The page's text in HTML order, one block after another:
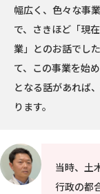
幅広く、色々な事
で、さきほど「現
業」とのお話でし
て、この事業を始
となる話があれば
ります。
当時、土
行政の都